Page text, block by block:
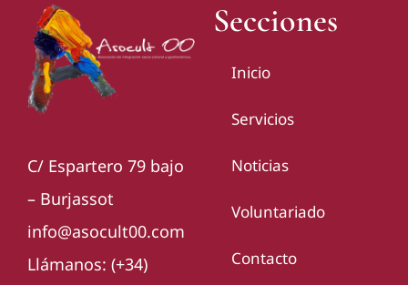
C/ Espartero 79 bajo
– Burjassot
info@asocult00.com
Llámanos: (+34)
Secciones
Inicio
Servicios
Noticias
Voluntariado
Contacto